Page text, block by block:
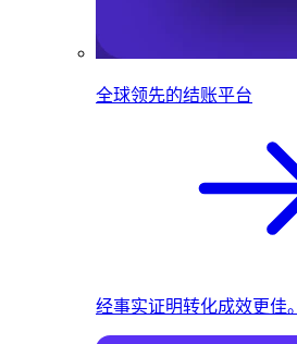
全球领先的结账平台
经事实证明转化成效更佳。